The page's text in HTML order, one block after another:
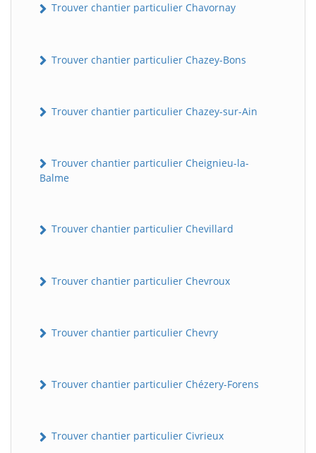
Trouver chantier particulier Chavornay
Trouver chantier particulier Chazey-Bons
Trouver chantier particulier Chazey-sur-Ain
Trouver chantier particulier Cheignieu-la-
Balme
Trouver chantier particulier Chevillard
Trouver chantier particulier Chevroux
Trouver chantier particulier Chevry
Trouver chantier particulier Chézery-Forens
Trouver chantier particulier Civrieux